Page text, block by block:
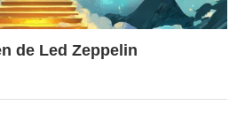
de Led Zeppelin